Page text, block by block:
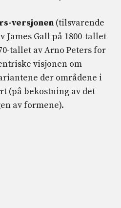
versjonen (tilsvarende
James Gall på 1800-tallet
tallet av Arno Peters for
visjonen om
der områdene i
(på bekostning av det
av formene).